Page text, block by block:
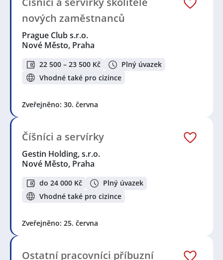
nových zaměstnanců
Prague Club s.r.o.
Nové Město, Praha
22 500 – 23 500 Kč
Plný úvazek
Vhodné také pro cizince
Zveřejněno: 30. června
Číšníci a servírky
Gestin Holding, s.r.o.
Nové Město, Praha
do 24 000 Kč
Plný úvazek
Vhodné také pro cizince
Zveřejněno: 25. června
Ostatní pracovníci příbuzní